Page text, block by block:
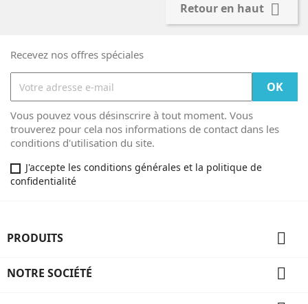
Retour en haut 
Recevez nos offres spéciales
Vous pouvez vous désinscrire à tout moment. Vous
trouverez pour cela nos informations de contact dans les
conditions d'utilisation du site.
J'accepte les conditions générales et la politique de
confidentialité
PRODUITS 
NOTRE SOCIÉTÉ 